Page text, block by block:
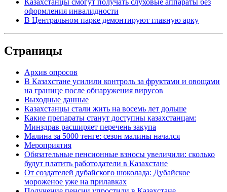
оформления инвалидности
В Центральном парке демонтируют главную арку
Страницы
Архив опросов
В Казахстане усилили контроль за фруктами и овощами
на границе после обнаружения вирусов
Выходные данные
Казахстанцы стали жить на восемь лет дольше
Какие препараты станут доступны казахстанцам:
Минздрав расширяет перечень закупа
Малина за 5000 тенге: сезон малины начался
Мероприятия
Обязательные пенсионные взносы увеличили: сколько
будут платить работодатели в Казахстане
От создателей дубайского шоколада: Дубайское
мороженое уже на прилавках